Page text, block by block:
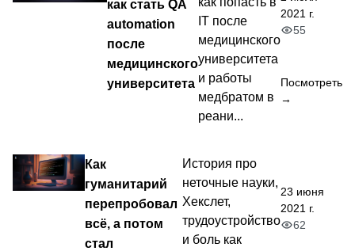
как стать QA
automation
после
медицинского
университета
IT после
медицинского
университета
и работы
медбратом в
реани...
2021 г.
55
Посмотреть
→
Как
гуманитарий
перепробовал
всё, а потом
стал
История про
неточные науки,
Хекслет,
трудоустройство
и боль как
23 июня
2021 г.
62